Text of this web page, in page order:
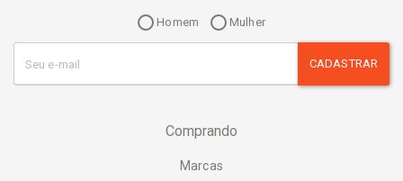
Homem Mulher
CADASTRAR
Comprando
Marcas